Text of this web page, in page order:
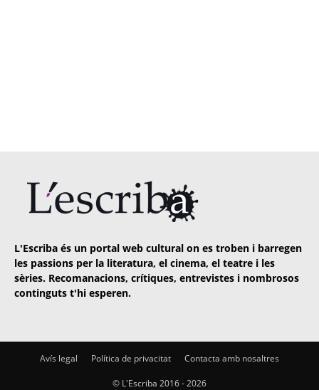
L'Escriba és un portal web cultural on es troben i barregen
les passions per la literatura, el cinema, el teatre i les
sèries. Recomanacions, crítiques, entrevistes i nombrosos
continguts t'hi esperen.
Avís legal Política de privacitat Contacta amb nosaltres
© L'Escriba 2016 -2026